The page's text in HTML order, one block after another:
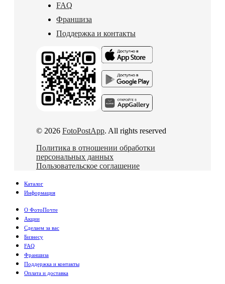
FAQ
Франшиза
Поддержка и контакты
© 2026 FotoPostApp. All rights reserved
Политика в отношении обработки
персональных данных
Пользовательское соглашение
Каталог
Информация
О ФотоПочте
Акции
Сделаем за вас
Бизнесу
FAQ
Франшиза
Поддержка и контакты
Оплата и доставка